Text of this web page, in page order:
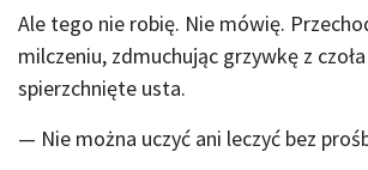
Ale tego nie robię. Nie mówię.
milczeniu, zdmuchując grzywkę z
spierzchnięte usta.
— Nie można uczyć ani leczyć bez